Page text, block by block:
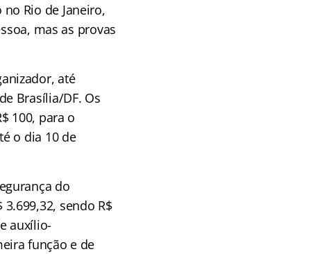
Rio de Janeiro,
mas as provas
até
Brasília/DF. Os
100, para o
o dia 10 de
do
sendo R$
auxílio-
função e de